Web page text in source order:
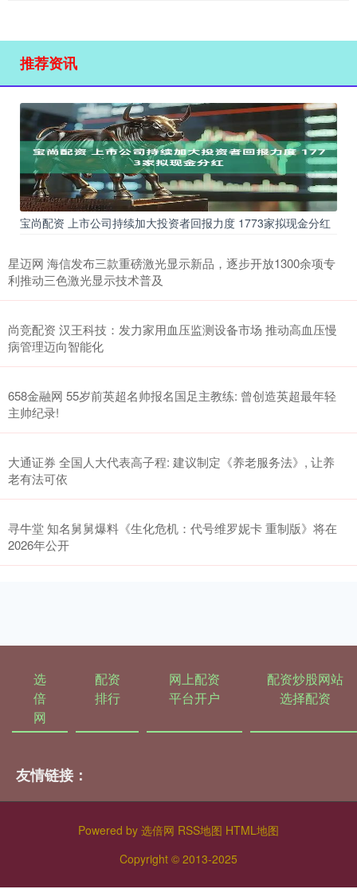
推荐资讯
宝尚配资 上市公司持续加大投资者回报力度 1773家拟现金分红
星迈网 海信发布三款重磅激光显示新品，逐步开放1300余项专
利推动三色激光显示技术普及
尚竞配资 汉王科技：发力家用血压监测设备市场 推动高血压慢
病管理迈向智能化
658金融网 55岁前英超名帅报名国足主教练: 曾创造英超最年轻
主帅纪录!
大通证券 全国人大代表高子程: 建议制定《养老服务法》, 让养
老有法可依
寻牛堂 知名舅舅爆料《生化危机：代号维罗妮卡 重制版》将在
2026年公开
选
倍
网
配资
排行
网上配资
平台开户
配资炒股网站
选择配资
友情链接：
Powered by 选倍网 RSS地图 HTML地图
Copyright © 2013-2025